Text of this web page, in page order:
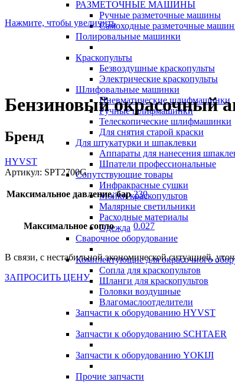
РАЗМЕТОЧНЫЕ МАШИНЫ
Ручные разметочные машины
Самоходные разметочные
Полировальные машинки
Краскопульты
Безвоздушные краскопульты
Электрические краскопульты
Шлифовальные машинки
Пневматические шлифмашинки
Ручные шлифмашинки
Телескопические шлифмашинки
Для снятия старой краски
Для штукатурки и шпаклевки
Аппараты для нанесения
Шпатели профессиональные
Сопутствующие товары
Инфракрасные сушки
Мойки краскопультов
Малярные светильники
Расходные материалы
Одежда
Сварочное оборудование
Комплектующие для окрасочного
Сопла для краскопультов
Шланги для краскопультов
Головки воздушные
Влагомаслоотделители
Запчасти к оборудованию HYVST
Запчасти к оборудованию SCHTAER
Запчасти к оборудованию YOKIJI
Прочие запчасти
Нажмите, чтобы увеличить
Бензиновый окрасочный
Бренд
HYVST
Артикул: SPT2700G
Максимальное давление, бар 230
Максимальное сопло 0.027
В связи, с нестабильной экономической ситуацией,
ЗАПРОСИТЬ ЦЕНУ